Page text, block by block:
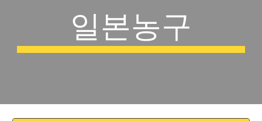
일본농구